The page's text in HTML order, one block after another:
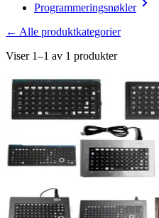
Programmeringsnøkler
← Alle produktkategorier
Viser 1–1 av 1 produkter